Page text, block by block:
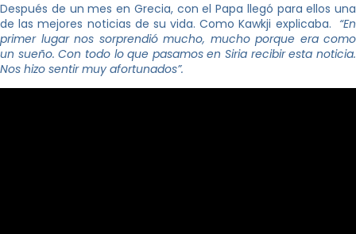
Después de un mes en Grecia, con el Papa llegó para ellos una
de las mejores noticias de su vida. Como Kawkji explicaba. “En
primer lugar nos sorprendió mucho, mucho porque era como
un sueño. Con todo lo que pasamos en Siria recibir esta noticia.
Nos hizo sentir muy afortunados”.